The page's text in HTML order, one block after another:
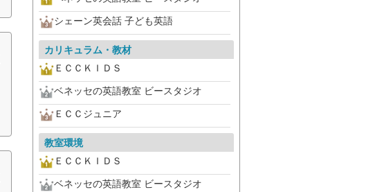
シェーン英会話 子ども英語
カリキュラム・教材
ＥＣＣＫＩＤＳ
ベネッセの英語教室 ビースタジオ
ＥＣＣジュニア
教室環境
ＥＣＣＫＩＤＳ
ベネッセの英語教室 ビースタジオ